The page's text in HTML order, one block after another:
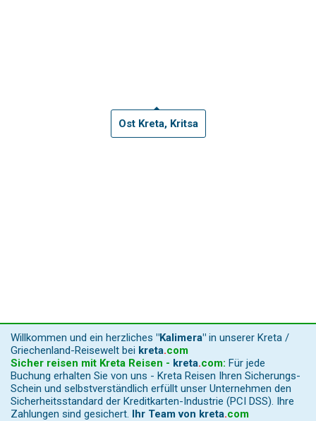
Ost Kreta, Kritsa
Willkommen und ein herzliches "Kalimera" in unserer Kreta /
Griechenland-Reisewelt bei kreta.com
Sicher reisen mit Kreta Reisen - kreta.com: Für jede
Buchung erhalten Sie von uns - Kreta Reisen Ihren Sicherungs-
Schein und selbstverständlich erfüllt unser Unternehmen den
Sicherheitsstandard der Kreditkarten-Industrie (PCI DSS). Ihre
Zahlungen sind gesichert. Ihr Team von kreta.com